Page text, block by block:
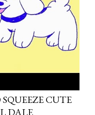
CUTE
DALE